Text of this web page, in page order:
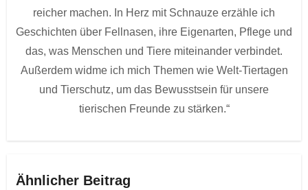
reicher machen. In Herz mit Schnauze erzähle ich
Geschichten über Fellnasen, ihre Eigenarten, Pflege und
das, was Menschen und Tiere miteinander verbindet.
Außerdem widme ich mich Themen wie Welt-Tiertagen
und Tierschutz, um das Bewusstsein für unsere
tierischen Freunde zu stärken.“
Ähnlicher Beitrag